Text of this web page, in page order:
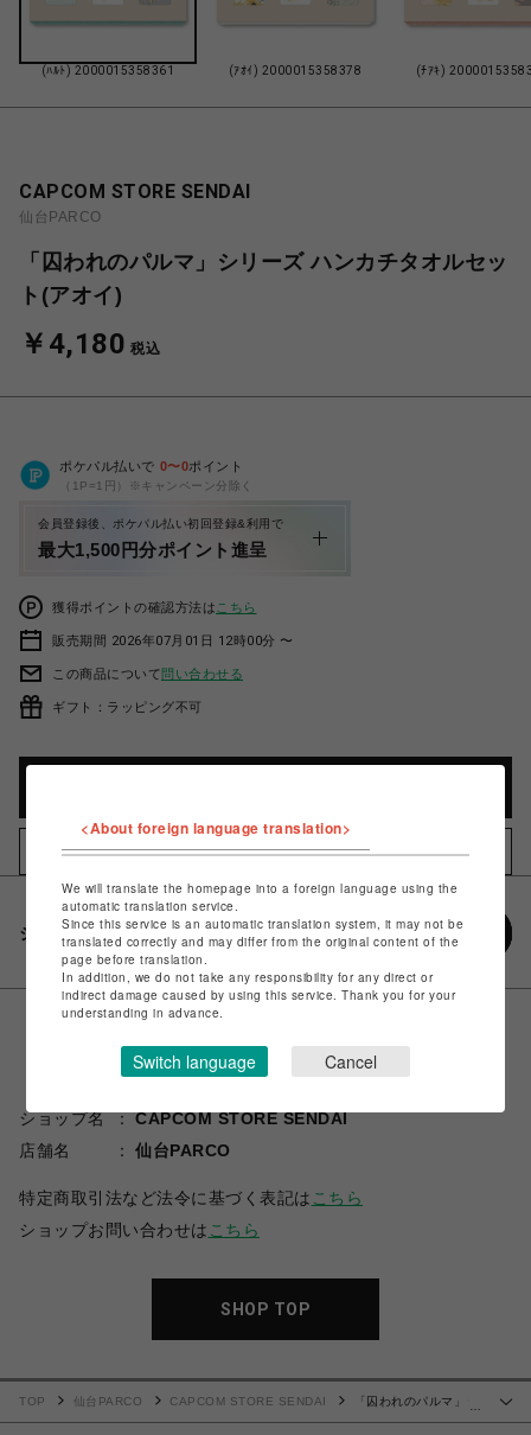
(ﾊﾙﾄ) 2000015358361 (ｱｵｲ) 2000015358378 (ﾁｱｷ)
CAPCOM STORE SENDAI
仙台PARCO
「囚われのパルマ」シリーズ ハンカチタオルセッ
ト(アオイ)
￥4,180 税込
ポケパル払いで 0〜0ポイント
（1P=1円）※キャンペーン分除く
会員登録後、ポケパル払い初回登録&利用で
最大1,500円分ポイント進呈
獲得ポイントの確認方法は こちら
販売期間 2026年07月01日 12時00分 〜
この商品について問い合わせる
ギフト：ラッピング不可
お気に入りアイテムに追加
シェアする
ショップ名
CAPCOM STORE SENDAI
店舗名
仙台PARCO
特定商取引法など法令に基づく表記は こちら
ショップお問い合わせは こちら
SHOP TOP
TOP 仙台PARCO CAPCOM STORE SENDAI
「囚われのパルマ」シ
<About foreign language translation>
We will translate the homepage into a foreign language using the
automatic translation service.
Since this service is an automatic translation system, it may not be
translated correctly and may differ from the original content of the
page before translation.
In addition, we do not take any responsibility for any direct or
indirect damage caused by using this service. Thank you for your
understanding in advance.
Switch language Cancel